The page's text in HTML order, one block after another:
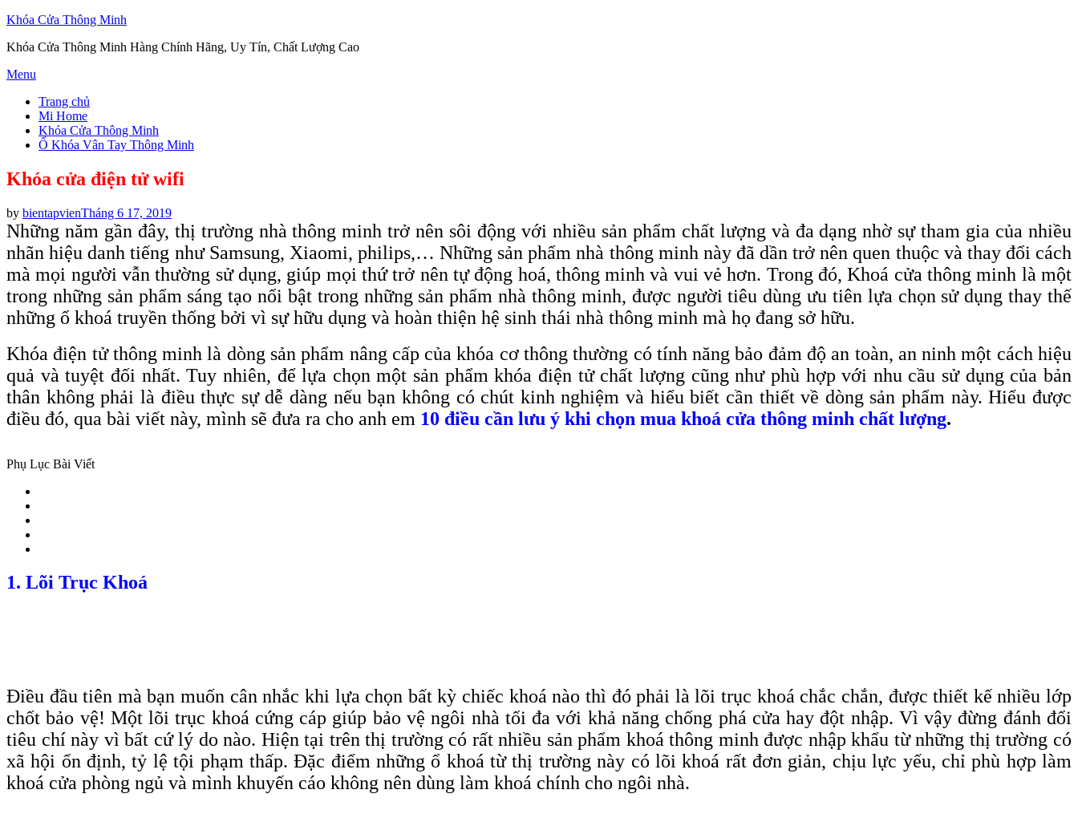
Khóa Cửa Thông Minh
Khóa Cửa Thông Minh Hàng Chính Hãng, Uy Tín, Chất Lượng Cao
Skip
content
Menu
Trang chủ
Mi Home
Khóa Cửa Thông Minh
Ổ Khóa Vân Tay Thông Minh
Khóa cửa điện tử wifi
by bientapvienPosted
on
Tháng 6 17, 2019
Những năm gần đây, thị trường nhà thông minh trở nên sôi động với nhiều sản phẩm chất lượng và đa dạng nhờ sự tham gia của nhiều
nhãn hiệu danh tiếng như Samsung, Xiaomi, philips,… Những sản phẩm nhà thông minh này đã dần trở nên quen thuộc và thay đổi cách
mà mọi người vẫn thường sử dụng, giúp mọi thứ trở nên tự động hoá, thông minh và vui vẻ hơn. Trong đó, Khoá cửa thông minh là một
trong những sản phẩm sáng tạo nổi bật trong những sản phẩm nhà thông minh, được người tiêu dùng ưu tiên lựa chọn sử dụng thay thế
những ổ khoá truyền thống bởi vì sự hữu dụng và hoàn thiện hệ sinh thái nhà thông minh mà họ đang sở hữu.
Khóa điện tử thông minh là dòng sản phẩm nâng cấp của khóa cơ thông thường có tính năng bảo đảm độ an toàn, an ninh một cách hiệu
quả và tuyệt đối nhất. Tuy nhiên, để lựa chọn một sản phẩm khóa điện tử chất lượng cũng như phù hợp với nhu cầu sử dụng của bản
thân không phải là điều thực sự dễ dàng nếu bạn không có chút kinh nghiệm và hiểu biết cần thiết về dòng sản phẩm này. Hiểu được
điều đó, qua bài viết này, mình sẽ đưa ra cho anh em 10 điều cần lưu ý khi chọn mua khoá cửa thông minh chất lượng.
Phụ Lục Bài Viết
1. Lõi Trục Khoá
Điều đầu tiên mà bạn muốn cân nhắc khi lựa chọn bất kỳ chiếc khoá nào thì đó phải là lõi trục khoá chắc chắn, được thiết kế nhiều lớp
chốt bảo vệ! Một lõi trục khoá cứng cáp giúp bảo vệ ngôi nhà tối đa với khả năng chống phá cửa hay đột nhập. Vì vậy đừng đánh đổi
tiêu chí này vì bất cứ lý do nào. Hiện tại trên thị trường có rất nhiều sản phẩm khoá thông minh được nhập khẩu từ những thị trường có
xã hội ổn định, tỷ lệ tội phạm thấp. Đặc điểm những ổ khoá từ thị trường này có lõi khoá rất đơn giản, chịu lực yếu, chỉ phù hợp làm
khoá cửa phòng ngủ và mình khuyến cáo không nên dùng làm khoá chính cho ngôi nhà.